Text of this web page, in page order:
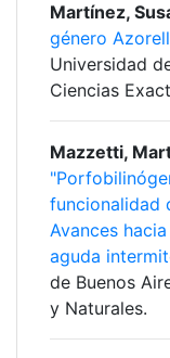
Martínez,
género
Universidad
Ciencias
Mazzetti,
funcionalidad
Avances
aguda
de Buenos
y Naturales.